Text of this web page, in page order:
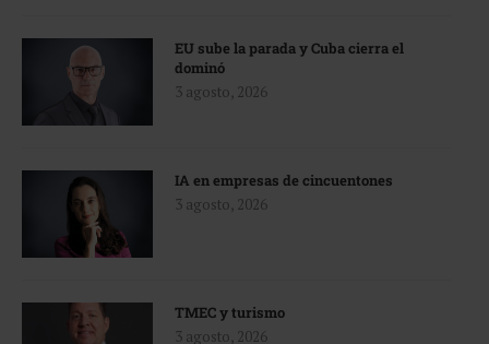
EU sube la parada y Cuba cierra el
dominó
3 agosto, 2026
IA en empresas de cincuentones
3 agosto, 2026
TMEC y turismo
3 agosto, 2026